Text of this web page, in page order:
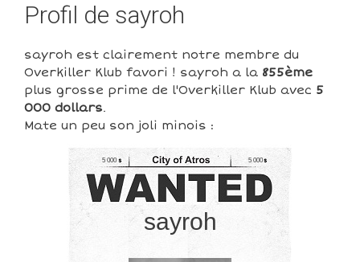
Profil de sayroh
sayroh est clairement notre membre du
Overkiller Klub favori ! sayroh a la 855ème
plus grosse prime de l'Overkiller Klub avec 5
000 dollars.
Mate un peu son joli minois :
5 000
sayroh
5 000